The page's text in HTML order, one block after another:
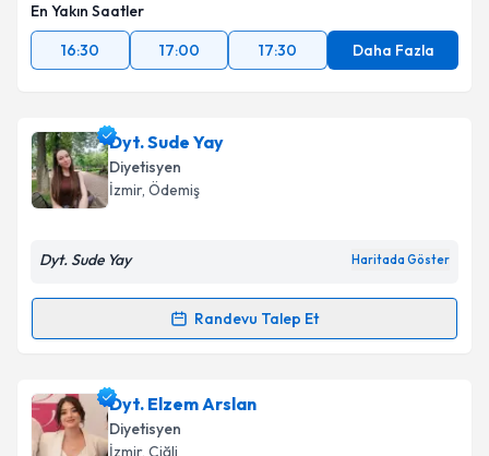
En Yakın Saatler
16:30
17:00 17:30 Daha Fazla
Dyt. Sude Yay
Diyetisyen
İzmir, Ödemiş
Dyt. Sude Yay Haritada Göster
Randevu Talep Et
Randevu Takvimi Talebi
Dyt. Sude Yayiçin randevu takvimi talebi oluşturun.
Size bu uzmandan randevu almanız için bir takvim
hazırlandığında e-posta ile bilgilendireceğiz.
Dyt. Elzem Arslan
Diyetisyen
İzmir, Çiğli